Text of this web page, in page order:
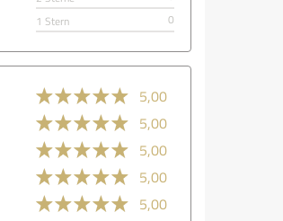
1 Stern
0
5,00
5,00
5,00
5,00
5,00